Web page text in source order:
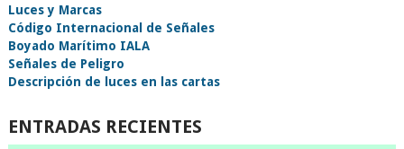
Luces y Marcas
Código Internacional de Señales
Boyado Marítimo IALA
Señales de Peligro
Descripción de luces en las cartas
ENTRADAS RECIENTES